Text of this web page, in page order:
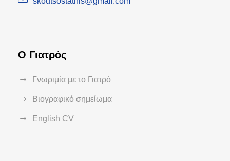
Ο Γιατρός
Γνωριμία με το Γιατρό
Βιογραφικό σημείωμα
English CV